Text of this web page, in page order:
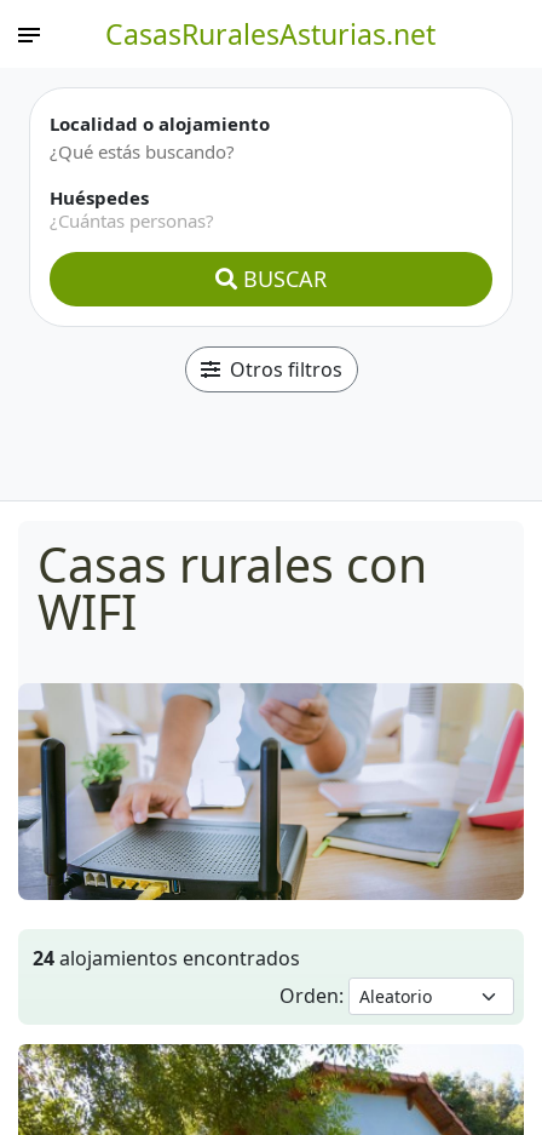
CasasRuralesAsturias.net
Localidad o alojamiento
Huéspedes
¿Cuántas personas?
BUSCAR
Otros filtros
Casas rurales con
WIFI
24alojamientos encontrados
Orden: